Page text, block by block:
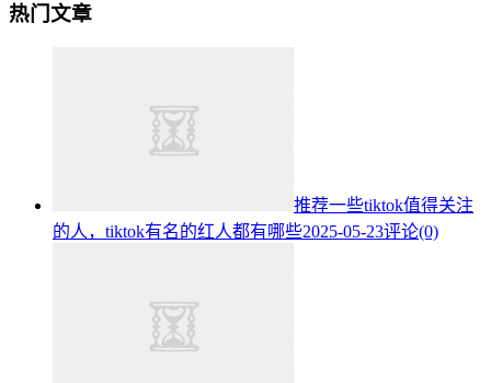
热门文章
推荐一些tiktok值得关注
的人，tiktok有名的红人都有哪些2025-05-23评论(0)